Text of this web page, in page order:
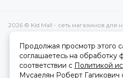
2026 © Kid Mall - сеть магазинов для
Вся представленная на сайте
Продолжая просмотр этого
соглашаетесь на обработку
соответствии с Политикой
Мусаелян Роберт Гагикович